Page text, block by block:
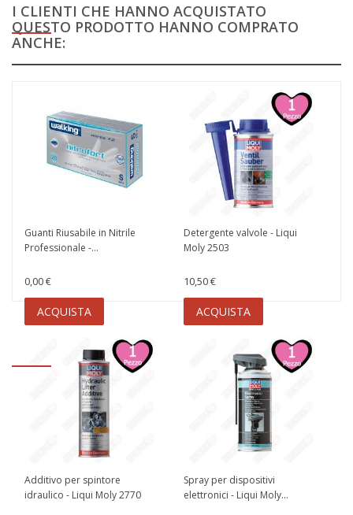
I CLIENTI CHE HANNO ACQUISTATO
QUESTO PRODOTTO HANNO COMPRATO
ANCHE:
Guanti Riusabile in Nitrile
Professionale -...
0,00 €
ACQUISTA
Detergente valvole - Liqui
Moly 2503
10,50 €
ACQUISTA
Additivo per spintore
idraulico - Liqui Moly 2770
Spray per dispositivi
elettronici - Liqui Moly...